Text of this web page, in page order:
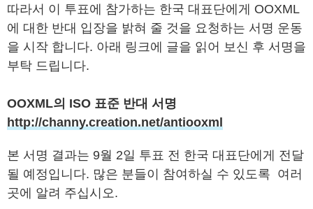
따라서 이 투표에 참가하는 한국 대표단에게 OOXML
에 대한 반대 입장을 밝혀 줄 것을 요청하는 서명 운동
을 시작 합니다. 아래 링크에 글을 읽어 보신 후 서명을
부탁 드립니다.
OOXML의 ISO 표준 반대 서명
http://channy.creation.net/antiooxml
본 서명 결과는 9월 2일 투표 전 한국 대표단에게 전달
될 예정입니다. 많은 분들이 참여하실 수 있도록 여러
곳에 알려 주십시오.